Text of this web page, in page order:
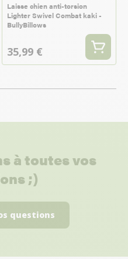
Laisse chien anti-torsion
Lighter Swivel Combat kaki -
BullyBillows
35,99 €
à toutes vos
;)
questions